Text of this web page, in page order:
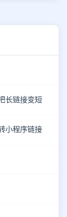
长链接变短
小程序链接